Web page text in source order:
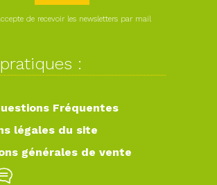
de recevoir les newsletters par mail
:
Fréquentes
légales du site
générales de vente